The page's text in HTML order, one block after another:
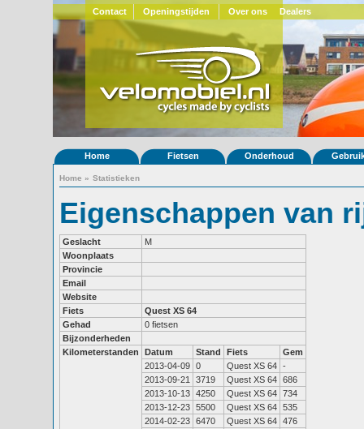
Contact Openingstijden Over ons Dealers
Home Fietsen Onderhoud
Home » Statistieken
Eigenschappen van
Geslacht
M
Woonplaats
Provincie
Email
Website
Fiets
Quest XS 64
Gehad
0 fietsen
Bijzonderheden
Kilometerstanden
Datum Stand Fiets
Gem
2013-04-09 0 Quest XS 64 -
2013-09-21
3719 Quest XS 64 686
2013-10-13 4250 Quest XS 64 734
2013-12-23 5500 Quest XS 64 535
2014-02-23 6470 Quest XS 64 476